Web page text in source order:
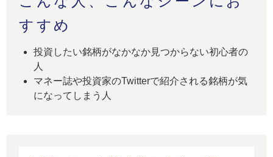
すすめ
投資したい銘柄がなかなか見つからない初心者の
人
マネー誌や投資家のTwitterで紹介される銘柄が気
になってしまう人